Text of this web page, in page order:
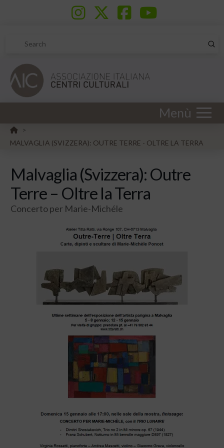
Search
Menù
HOME
>
MALVAGLIA (SVIZZERA): OUTRE TERRE - OLTRE LA TERRA
Malvaglia (Svizzera): Outre
Terre – Oltre la Terra
Concerto per Marie-Michéle